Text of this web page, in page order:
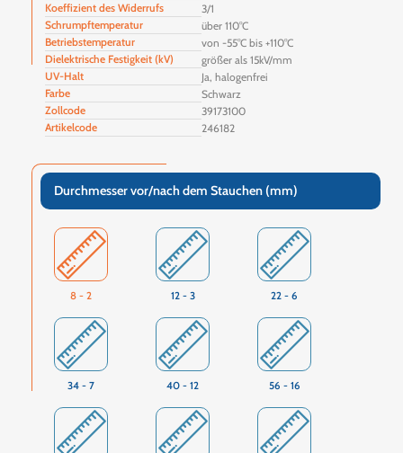
Koeffizient des Widerrufs
3/1
Schrumpftemperatur
über 110°C
Betriebstemperatur
von -55°C bis +110°C
Dielektrische Festigkeit (kV)
größer als 15kV/mm
UV-Halt
Ja, halogenfrei
Farbe
Schwarz
Zollcode
39173100
Artikelcode
246182
Durchmesser vor/nach dem Stauchen (mm)
8 - 2 12 - 3 22 - 6
34 - 7 40 - 12 56 - 16